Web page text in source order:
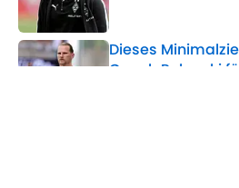
Dieses
Coach Polanski